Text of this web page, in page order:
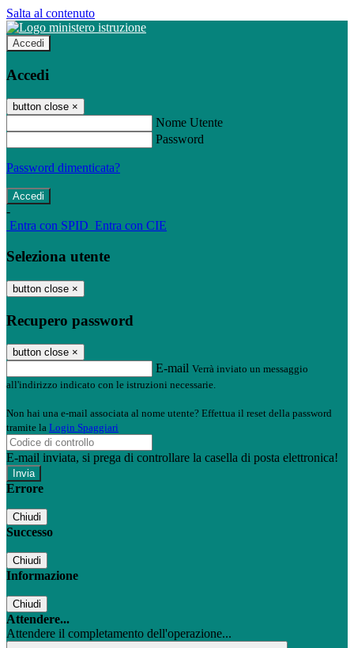
Salta al contenuto
Accedi
Accedi
button close ×
Nome Utente
Password
Password dimenticata?
-
Entra con SPID Entra con CIE
Seleziona utente
button close ×
Recupero password
button close ×
E-mail Verrà inviato un messaggio
all'indirizzo indicato con le istruzioni necessarie.
Non hai una e-mail associata al nome utente? Effettua il reset della password
tramite la Login Spaggiari
E-mail inviata, si prega di controllare la casella di posta elettronica!
Errore
Chiudi
Successo
Chiudi
Informazione
Chiudi
Attendere...
Attendere il completamento dell'operazione...